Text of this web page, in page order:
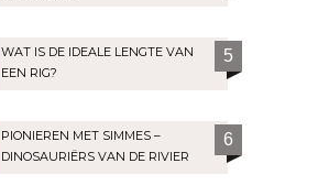
WAT IS DE IDEALE LENGTE VAN
EEN RIG?
5
PIONIEREN MET SIMMES –
DINOSAURIËRS VAN DE RIVIER
6